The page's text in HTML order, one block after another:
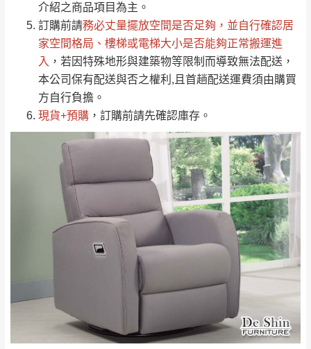
介紹之商品項目為主。
訂購前請務必丈量擺放空間是否足夠 ，並自行確認居
家空間格局、 樓梯或電梯大小是否能夠正常搬運進
入 ，若因特殊地形與建築物等限制而導致無法配送，
本公司保有配送與否之權利,且首趟配送運費須由購買
方自行負擔。
現貨+預購 ，訂購前請先確認庫存。
免 運
費
＊A108產品另收運費
新竹
峨眉鄉、五峰鄉、
橫山、北埔鄉、尖
石鄉、寶山鄉山
區、新埔山區、芎
台北 無
雙溪、貢寮、烏
來、平溪、九份、
石門、林口 下福
里、新店山區、三
峽山區、石碇、坪
林、福隆、淡水山
區、北投湖山路、
深坑山區
$ 9,000以上：免
接單後二日內(不含例假日)，我們客服會與您
電話聯絡或E-Mail通知確認訂單。
（線上客
服 LINE → @dershin）
下單前先詢問是否現貨 ，若未詢問下單後無
現貨我們客服會再來電或E-Mail與您聯絡
（洽詢方式請搜尋 Line ID →
地區恕無法提供運送 (詳見運送規章)。
配送範圍：
苗栗至基隆；其它地區暫不開放，如因特殊
地型限制(山區、鄉、鎮、村)、樓梯太小、無
法搬運上樓等因素，導致無法配送，
本公司
保有出貨的權利。
保護物流人員的工作安全，賣家無提供吊掛
服務，若需以吊車或其他的吊掛方式吊運，
費用將由買方自行支付。
因大型傢俱有組裝、配送的問題，並非一般